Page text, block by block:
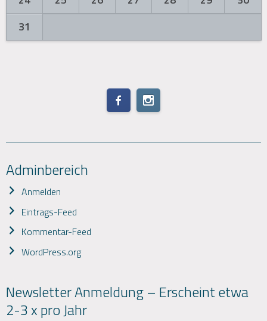
31
Adminbereich
Anmelden
Eintrags-Feed
Kommentar-Feed
WordPress.org
Newsletter Anmeldung – Erscheint etwa
2-3 x pro Jahr